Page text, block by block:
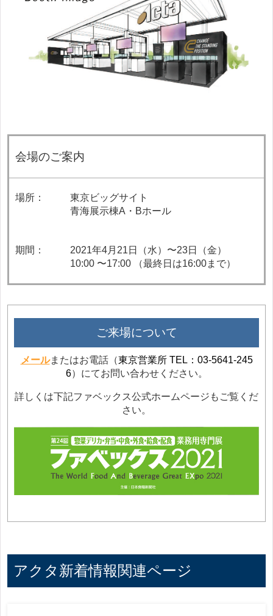
会場のご案内
場所：
東京ビッグサイト
青海展示棟A・Bホール
期間：
2021年4月21日（水）〜23日（金）
10:00 〜17:00 （最終日は16:00まで）
ご来場について
メールまたはお電話（東京営業所 TEL：03-5641-245
6）にてお問い合わせください。
詳しくは下記ファベックス公式ホームページもご覧くだ
さい。
アクタ新着情報関連ページ